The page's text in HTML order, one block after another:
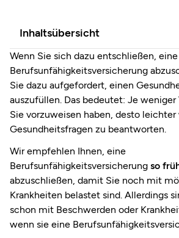
Inhaltsübersicht
Wenn Sie sich dazu entschließen, eine
Berufsunfähigkeitsversicherung
Sie dazu aufgefordert, einen
auszufüllen. Das bedeutet: Je weniger
Sie vorzuweisen haben, desto leichter
Gesundheitsfragen zu beantworten.
Wir empfehlen Ihnen, eine
Berufsunfähigkeitsversicherung so
abzuschließen, damit Sie noch mit
Krankheiten belastet sind. Allerdings
schon mit Beschwerden oder
wenn sie eine